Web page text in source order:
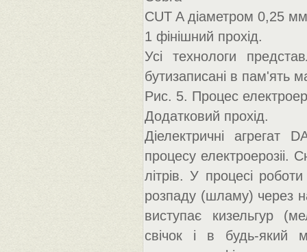
CUT A діаметром 0,25
1 фінішний прохід.
Усі технологи
бутизаписані в пам'ять
Рис. 5. Процес
Додатковий прохід.
Діелектричні агрегат
процесу електроерозіі.
літрів. У процесі
розпаду (шламу) через
виступає кизельгур
свічок і в будь-який